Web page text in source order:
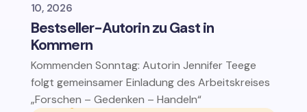
Bestseller-Autorin zu Gast in
Kommern
10, 2026
Kommenden Sonntag: Autorin Jennifer Teege
folgt gemeinsamer Einladung des Arbeitskreises
„Forschen – Gedenken – Handeln“